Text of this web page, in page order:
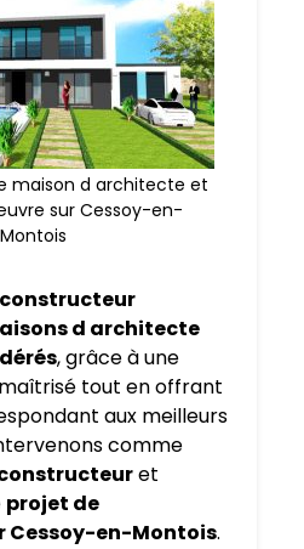
maison d architecte et
sur Cessoy-en-
Montois
constructeur
d architecte
, grâce à une
tout en offrant
aux meilleurs
comme
et
projet de
Cessoy-en-Montois.